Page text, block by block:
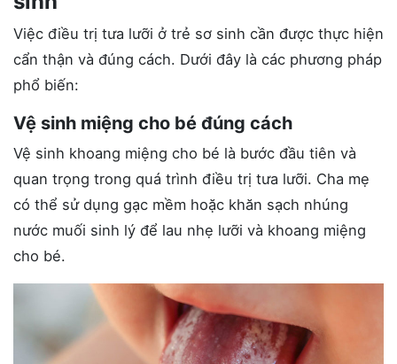
Việc điều trị tưa lưỡi ở trẻ sơ sinh cần được thực hiện
cẩn thận và đúng cách. Dưới đây là các phương pháp
phổ biến:
Vệ sinh miệng cho bé đúng cách
Vệ sinh khoang miệng cho bé là bước đầu tiên và
quan trọng trong quá trình điều trị tưa lưỡi. Cha mẹ
có thể sử dụng gạc mềm hoặc khăn sạch nhúng
nước muối sinh lý để lau nhẹ lưỡi và khoang miệng
cho bé.